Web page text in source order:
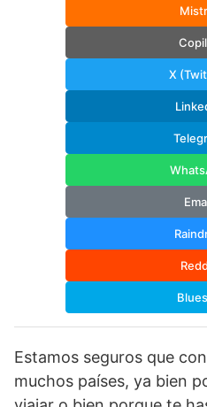
X
Estamos seguros que
muchos países, ya bien